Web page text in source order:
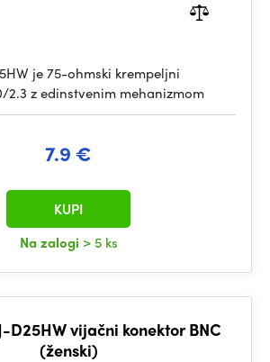
je 75-ohmski krempeljni
2.3 z edinstvenim mehanizmom
7.9 €
Na zalogi > 5 ks
KUPI
D25HW vijačni konektor BNC
(ženski)